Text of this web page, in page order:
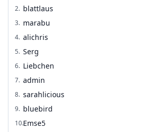
2. blattlaus
3. marabu
4. alichris
5. Serg
6. Liebchen
7. admin
8. sarahlicious
9. bluebird
10.Emse5